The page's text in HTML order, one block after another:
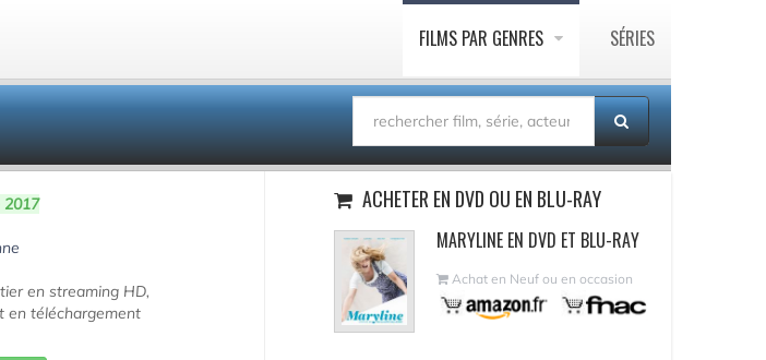
FILMS PAR GENRES SÉRIES
2017
en streaming HD,
en téléchargement
ACHETER EN DVD OU EN BLU-RAY
MARYLINE EN DVD ET BLU-RAY
Achat en Neuf ou en occasion